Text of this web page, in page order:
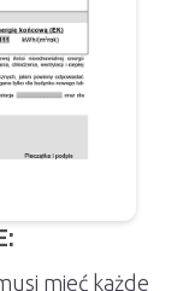
mieć każde